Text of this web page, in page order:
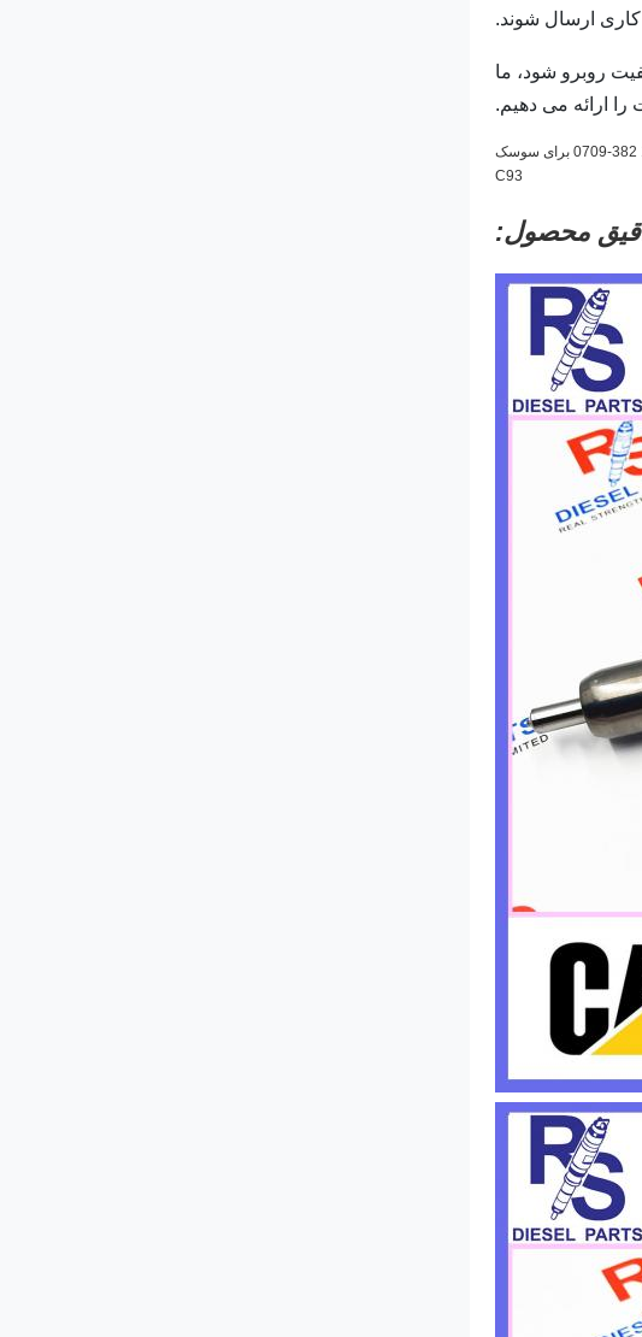
ارسال شوند.
روبرو شود، ما
را ارائه می دهیم.
محصول: